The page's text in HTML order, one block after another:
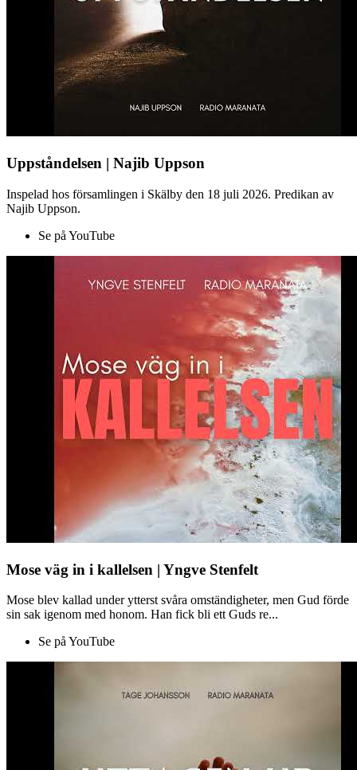
Uppståndelsen | Najib Uppson
Inspelad hos församlingen i Skälby den 18 juli 2026. Predikan av
Najib Uppson.
Se på YouTube
Mose väg in i kallelsen | Yngve Stenfelt
Mose blev kallad under ytterst svåra omständigheter, men Gud förde
sin sak igenom med honom. Han fick bli ett Guds re...
Se på YouTube